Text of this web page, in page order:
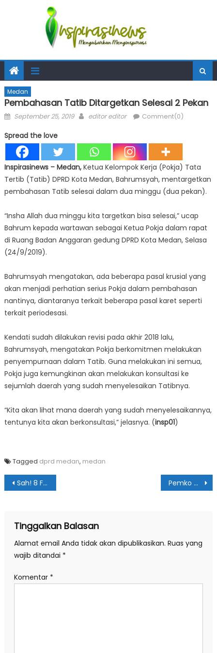
Medan
Pembahasan Tatib Ditargetkan Selesai 2 Pekan
Posted
September 25, 2019 Author
editor editor Comment(0)
Spread the love
Inspirasinews – Medan,Ketua Kelompok Kerja (Pokja) Tata
Tertib (Tatib) DPRD Kota Medan, Bahrumsyah, mentargetkan
pembahasan Tatib selesai dalam dua minggu (dua pekan).
“Insha Allah dua minggu kita targetkan bisa selesai,” ucap
Bahrum kepada wartawan sebagai Ketua Pokja dalam rapat
di Ruang Badan Anggaran gedung DPRD Kota Medan, Selasa
(24/9/2019).
Bahrumsyah mengatakan, ada beberapa pasal krusial yang
akan menjadi perhatian serius Pokja dalam pembahasan
nantinya, diantaranya terkait beberapa pasal karet seperti
terkait periodesasi.
Kendati sudah dilakukan revisi pada akhir 2018 lalu,
Bahrumsyah, mengatakan Pokja berkomitmen melakukan
penyempurnaan dalam Tatib. Guna melakukan ini semua,
Pokja juga kemungkinan akan melakukan konsultasi ke
sejumlah daerah yang sudah menyelesaikan Tatibnya.
“Kita akan lihat mana daerah yang sudah menyelesaikannya,
tentunya kita akan berkonsultasi,” jelasnya. (insp01)
Tagged dprd medan, medan
Navigasi
Sah! 8 Fraksi DPRD Medan Ditetapkan Pemko Medan Bagikan Ribuan Masker Lagi
Tinggalkan Balasan
Alamat email Anda tidak akan dipublikasikan. Ruas yang
wajib ditandai *
Komentar *